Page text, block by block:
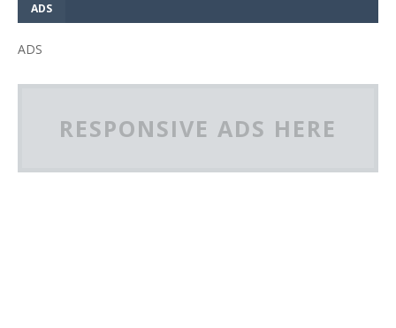
ADS
ADS
RESPONSIVE ADS HERE